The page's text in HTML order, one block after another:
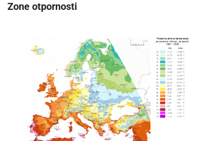
Zone otpornosti